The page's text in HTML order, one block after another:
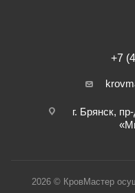
+7
г. Брянск,
2026 © КровМастер